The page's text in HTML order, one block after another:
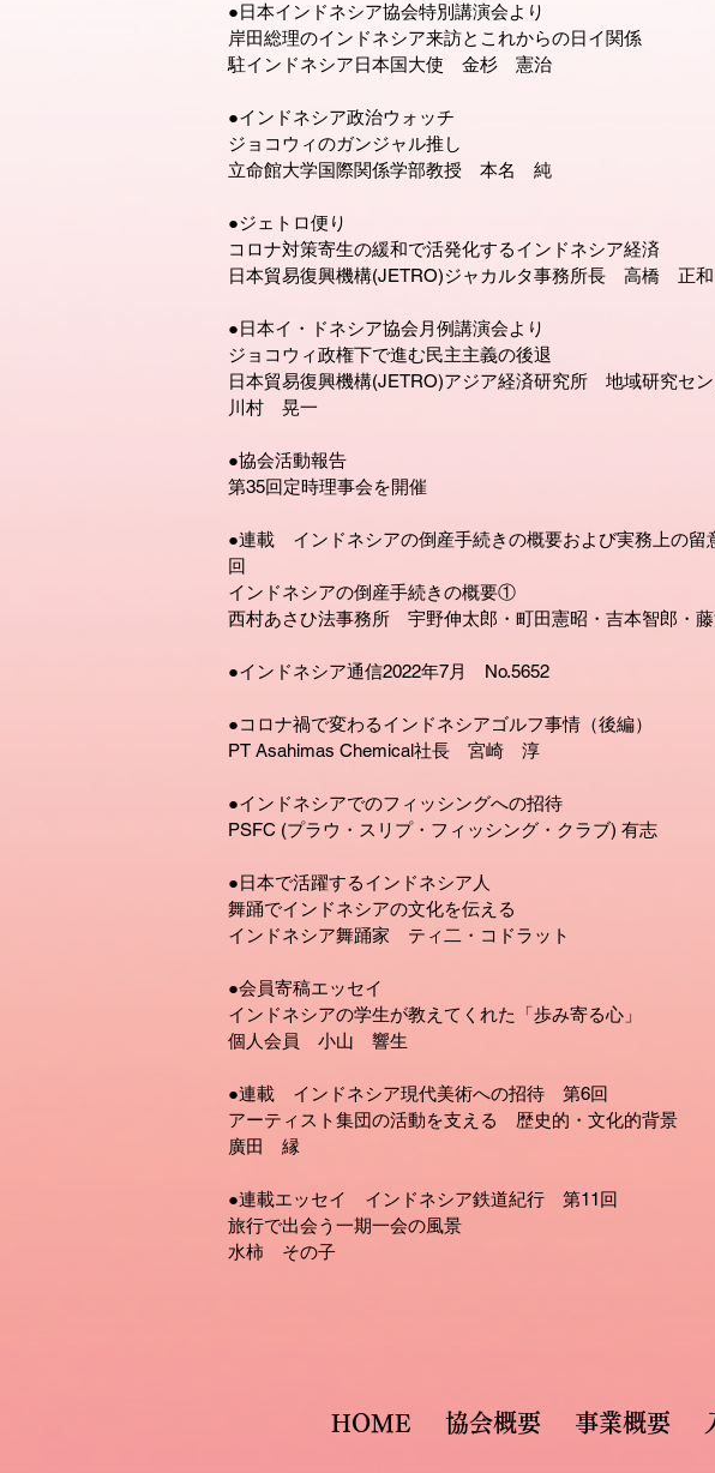
●日本インドネシア協会特別講演会より
岸田総理のインドネシア来訪とこれからの日イ関係
駐インドネシア日本国大使 金杉 憲治
●インドネシア政治ウォッチ
ジョコウィのガンジャル推し
立命館大学国際関係学部教授 本名 純
●ジェトロ便り
コロナ対策寄生の緩和で活発化するインドネシア経済
日本貿易復興機構(JETRO)ジャカルタ事務所長 高橋 正和
●日本イ・ドネシア協会月例講演会より
ジョコウィ政権下で進む民主主義の後退
日本貿易復興機構(JETRO)アジア経済研究所 地域研究セ
川村 晃一
●協会活動報告
第35回定時理事会を開催
●連載 インドネシアの倒産手続きの概要および実務上の
回
インドネシアの倒産手続きの概要①
西村あさひ法事務所 宇野伸太郎・町田憲昭・吉本智郎・
●インドネシア通信2022年7月 No.5652
●コロナ禍で変わるインドネシアゴルフ事情（後編）
PT Asahimas Chemical社長 宮崎 淳
●インドネシアでのフィッシングへの招待
PSFC (プラウ・スリプ・フィッシング・クラブ) 有志
●日本で活躍するインドネシア人
舞踊でインドネシアの文化を伝える
インドネシア舞踊家 ティ二・コドラット
●会員寄稿エッセイ
インドネシアの学生が教えてくれた「歩み寄る心」
個人会員 小山 響生
●連載 インドネシア現代美術への招待 第6回
アーティスト集団の活動を支える 歴史的・文化的背景
廣田 縁
●連載エッセイ インドネシア鉄道紀行 第11回
旅行で出会う一期一会の風景
水柿 その子
HOME 協会概要 事業概要